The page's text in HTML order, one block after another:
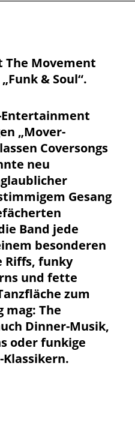
The Movement
& Soul“.
Entertainment
„Mover-
Coversongs
neu
Gesang
Band jede
besonderen
Riffs, funky
und fette
zum
mag: The
Dinner-Musik,
oder funkige
Klassikern.